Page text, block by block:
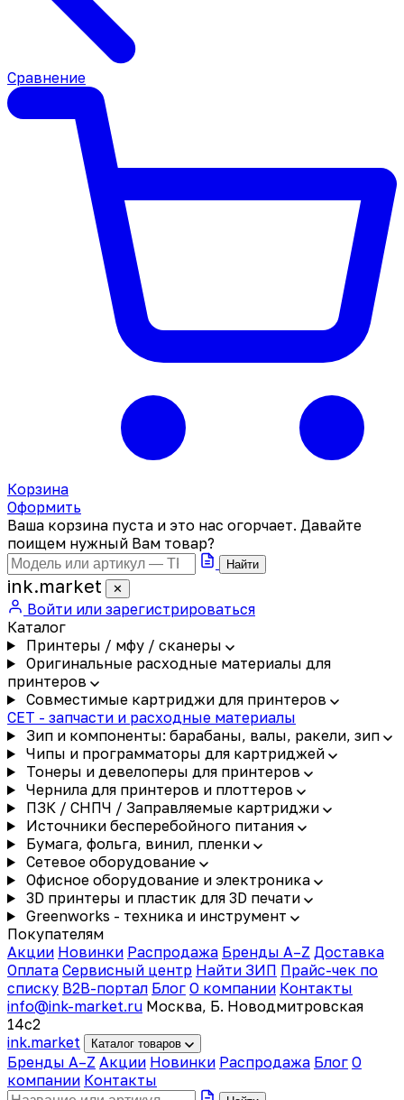
Сравнение
Корзина
Оформить
Ваша корзина пуста и это нас огорчает. Давайте
поищем нужный Вам товар?
Найти
ink.market ✕
Войти или зарегистрироваться
Каталог
Принтеры / мфу / сканеры
Оригинальные расходные материалы для
принтеров
Совместимые картриджи для принтеров
CET - запчасти и расходные материалы
Зип и компоненты: барабаны, валы, ракели, зип
Чипы и программаторы для картриджей
Тонеры и девелоперы для принтеров
Чернила для принтеров и плоттеров
ПЗК / СНПЧ / Заправляемые картриджи
Источники бесперебойного питания
Бумага, фольга, винил, пленки
Сетевое оборудование
Офисное оборудование и электроника
3D принтеры и пластик для 3D печати
Greenworks - техника и инструмент
Покупателям
Акции Новинки Распродажа Бренды A–Z Доставка
Оплата Сервисный центр Найти ЗИП Прайс-чек по
списку B2B-портал Блог О компании Контакты
info@ink-market.ru Москва, Б. Новодмитровская
14с2
ink.market Каталог товаров
Бренды A–Z Акции Новинки Распродажа Блог О
компании Контакты